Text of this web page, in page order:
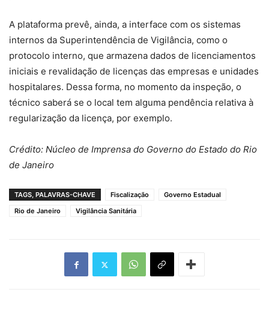
A plataforma prevê, ainda, a interface com os sistemas
internos da Superintendência de Vigilância, como o
protocolo interno, que armazena dados de licenciamentos
iniciais e revalidação de licenças das empresas e unidades
hospitalares. Dessa forma, no momento da inspeção, o
técnico saberá se o local tem alguma pendência relativa à
regularização da licença, por exemplo.
Crédito: Núcleo de Imprensa do Governo do Estado do Rio
de Janeiro
TAGS, PALAVRAS-CHAVE Fiscalização
Governo Estadual
Rio de Janeiro
Vigilância Sanitária